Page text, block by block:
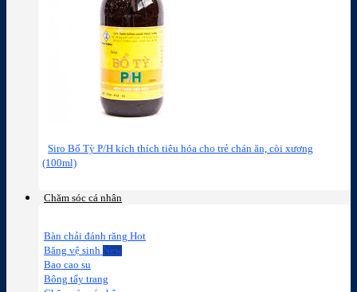
Siro Bổ Tỳ P/H kích thích tiêu hóa cho trẻ chán ăn, còi xương
(100ml)
Chăm sóc cá nhân
Bàn chải đánh răng
Băng vệ sinh
Bao cao su
Bông tẩy trang